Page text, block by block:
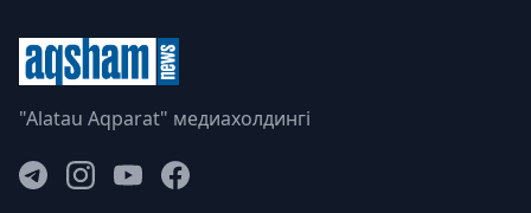
"Alatau Aqparat" медиахолдингі